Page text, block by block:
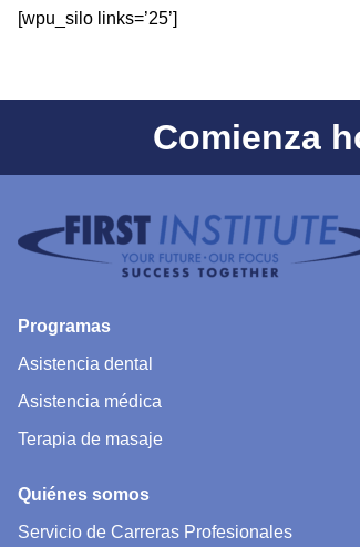
[wpu_silo links=’25’]
Comienza
Programas
Asistencia dental
Asistencia médica
Terapia de masaje
Quiénes somos
Servicio de Carreras Profesionales